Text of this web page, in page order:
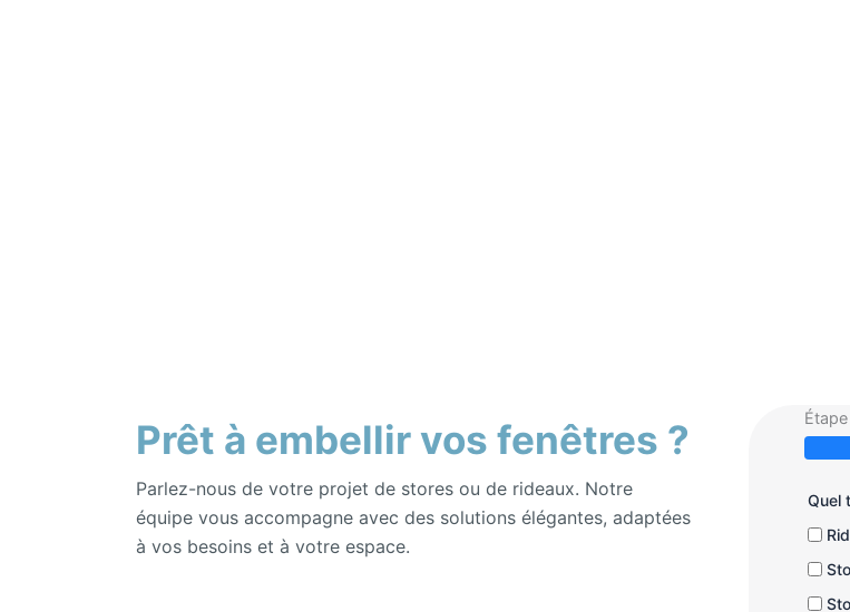
Prêt à embellir vos fenêtres ?
Parlez-nous de votre projet de stores ou de rideaux. Notre
équipe vous accompagne avec des solutions élégantes, adaptées
à vos besoins et à votre espace.
Quel